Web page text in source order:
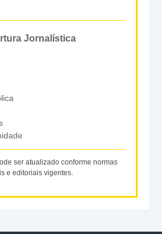
Jornalística
ser atualizado conforme normas
e editoriais vigentes.